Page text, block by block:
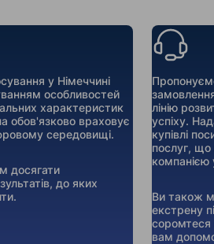
у Німеччині
особливостей
характеристик
обов'язково враховує
середовищі.
досягати
до яких
лінію
успіху.
купівлі
послуг,
компанією
Ви також
екстрену
соромтеся
вам